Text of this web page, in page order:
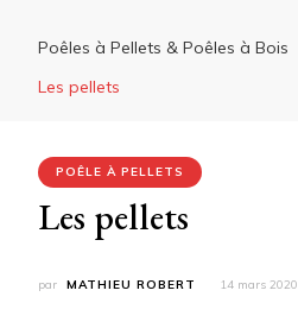
Poêles à Pellets & Poêles à Bois
Les pellets
POÊLE À PELLETS
Les pellets
par MATHIEU ROBERT 14 mars 2020